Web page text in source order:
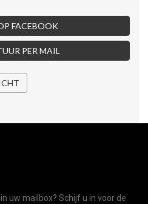
FACEBOOK
PER MAIL
uw mailbox? Schijf u in voor de